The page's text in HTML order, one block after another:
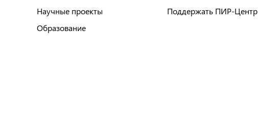
Научные проекты
Образование
Поддержать ПИР-Центр